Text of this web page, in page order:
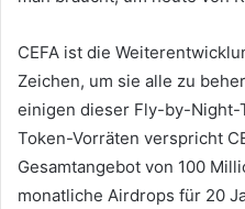
CEFA ist die
Zeichen, um sie alle zu
einigen dieser Fly-by-Night-
Token-Vorräten verspricht
Gesamtangebot von 100
monatliche Airdrops für 20